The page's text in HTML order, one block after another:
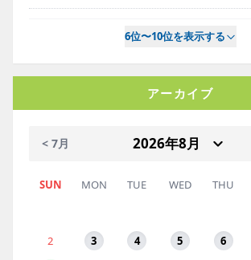
6位〜10位を表示する
アーカイブ
< 7月
SUN MON TUE WED THU
2
3 4 5 6